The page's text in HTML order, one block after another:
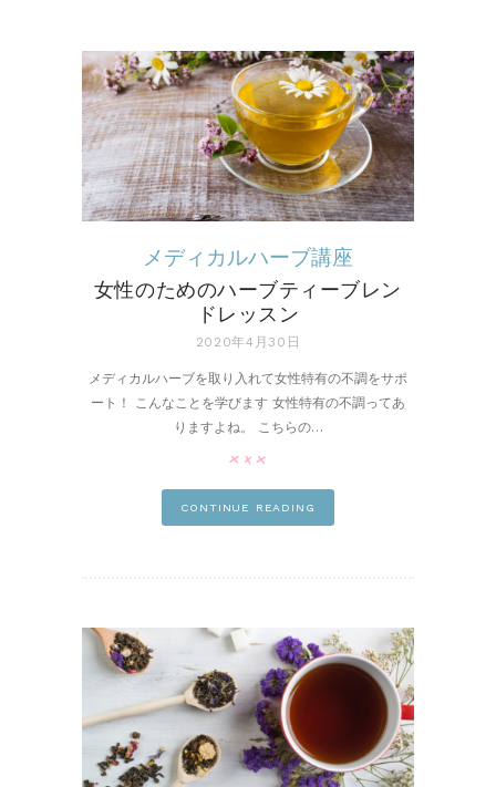
メディカルハーブ講座
女性のためのハーブティーブレン
ドレッスン
2020年4月30日
メディカルハーブを取り入れて女性特有の不調をサポ
ート！ こんなことを学びます 女性特有の不調ってあ
りますよね。 こちらの…
CONTINUE READING